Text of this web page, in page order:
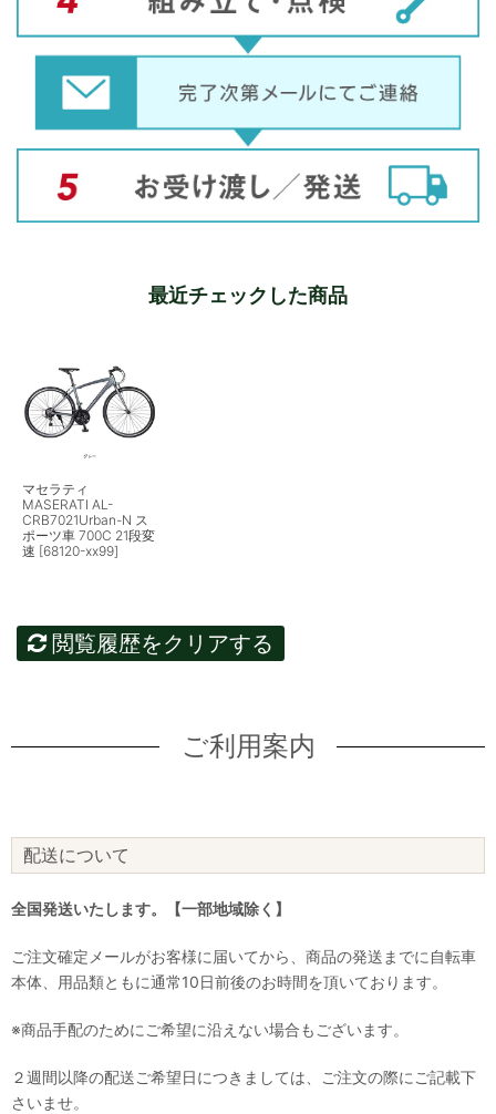
最近チェックした商品
マセラティ
MASERATI AL-
CRB7021Urban-N ス
ポーツ車 700C 21段変
速 [68120-xx99]
閲覧履歴をクリアする
ご利用案内
配送について
全国発送いたします。【一部地域除く】
ご注文確定メールがお客様に届いてから、商品の発送までに自転車
本体、用品類ともに通常10日前後のお時間を頂いております。
※商品手配のためにご希望に沿えない場合もございます。
２週間以降の配送ご希望日につきましては、ご注文の際にご記載下
さいませ。